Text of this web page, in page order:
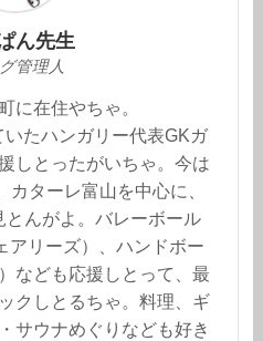
ん先生
管理人
に在住やちゃ。
たハンガリー代表GKガ
しとったがいちゃ。今は
ターレ富山を中心に、
んがよ。バレーボール
アリーズ）、ハンドボー
なども応援しとって、最
クしとるちゃ。料理、ギ
サウナめぐりなども好き